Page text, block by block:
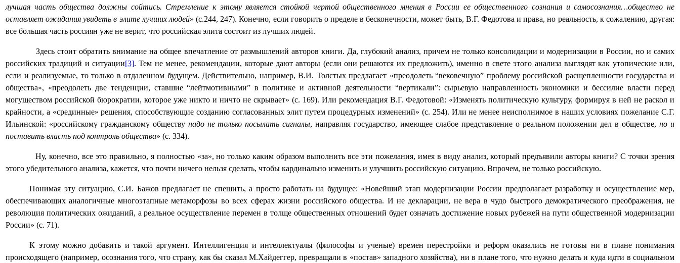
лучшая часть общества должны сойтись. Стремление к этому является стойкой чертой общественного мнения в России ее общественного сознания и самосознания…общество не
оставляет ожидания увидеть в элите лучших людей» (с.244, 247). Конечно, если говорить о пределе в бесконечности, может быть, В.Г. Федотова и права, но реальность, к сожалению, другая:
все большая часть россиян уже не верит, что российская элита состоит из лучших людей.
Здесь стоит обратить внимание на общее впечатление от размышлений авторов книги. Да, глубокий анализ, причем не только консолидации и модернизации в России, но и самих
российских традиций и ситуации[3]. Тем не менее, рекомендации, которые дают авторы (если они решаются их предложить), именно в свете этого анализа выглядят как утопические или,
если и реализуемые, то только в отдаленном будущем. Действительно, например, В.И. Толстых предлагает «преодолеть “вековечную” проблему российской расщепленности государства и
общества», «преодолеть две тенденции, ставшие “лейтмотивными” в политике и активной деятельности “вертикали”: сырьевую направленность экономики и бессилие власти перед
могуществом российской бюрократии, которое уже никто и ничто не скрывает» (с. 169). Или рекомендация В.Г. Федотовой: «Изменять политическую культуру, формируя в ней не раскол и
крайности, а «срединные» решения, способствующие созданию согласованных элит путем процедурных изменений» (с. 254). Или не менее неисполнимое в наших условиях пожелание С.Г.
Ильинской: «российскому гражданскому обществу надо не только посылать сигналы, направляя государство, имеющее слабое представление о реальном положении дел в обществе,но и
поставить власть под контроль общества» (с. 334).
Ну, конечно, все это правильно, я полностью «за», но только каким образом выполнить все эти пожелания, имея в виду анализ, который предъявили авторы книги? С точки зрения
этого убедительного анализа, кажется, что почти ничего нельзя сделать, чтобы кардинально изменить и улучшить российскую ситуацию. Впрочем, не только российскую.
Понимая эту ситуацию, С.И. Бажов предлагает не спешить, а просто работать на будущее: «Новейший этап модернизации России предполагает разработку и осуществление мер,
обеспечивающих аналогичные многоэтапные метаморфозы во всех сферах жизни российского общества. И не декларации, не вера в чудо быстрого демократического преображения, не
революция политических ожиданий, а реальное осуществление перемен в толще общественных отношений будет означать достижение новых рубежей на пути общественной модернизации
России» (с. 71).
К этому можно добавить и такой аргумент. Интеллигенция и интеллектуалы (философы и ученые) времен перестройки и реформ оказались не готовы ни в плане понимания
происходящего (например, осознания того, что страну, как бы сказал М.Хайдеггер, превращали в «постав» западного хозяйства), ни в плане того, что нужно делать и куда идти в социальном